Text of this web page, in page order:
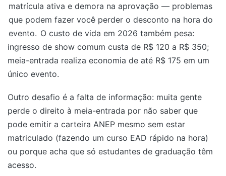
matrícula ativa e demora na aprovação — problemas
que podem fazer você perder o desconto na hora do
evento. O custo de vida em 2026 também pesa:
ingresso de show comum custa de R$ 120 a R$ 350;
meia-entrada realiza economia de até R$ 175 em um
único evento.
Outro desafio é a falta de informação: muita gente
perde o direito à meia-entrada por não saber que
pode emitir a carteira ANEP mesmo sem estar
matriculado (fazendo um curso EAD rápido na hora)
ou porque acha que só estudantes de graduação têm
acesso.